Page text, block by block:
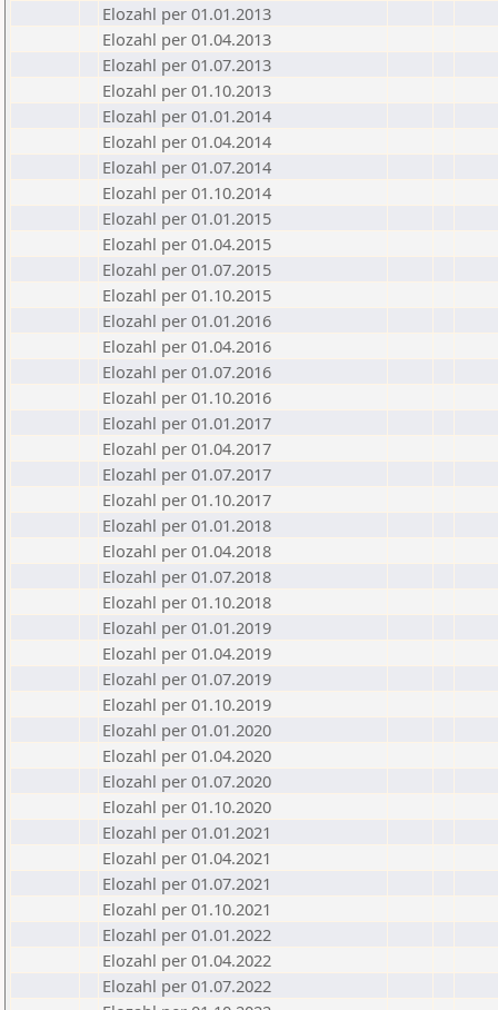
Elozahl per 01.01.2013
Elozahl per 01.04.2013
Elozahl per 01.07.2013
Elozahl per 01.10.2013
Elozahl per 01.01.2014
Elozahl per 01.04.2014
Elozahl per 01.07.2014
Elozahl per 01.10.2014
Elozahl per 01.01.2015
Elozahl per 01.04.2015
Elozahl per 01.07.2015
Elozahl per 01.10.2015
Elozahl per 01.01.2016
Elozahl per 01.04.2016
Elozahl per 01.07.2016
Elozahl per 01.10.2016
Elozahl per 01.01.2017
Elozahl per 01.04.2017
Elozahl per 01.07.2017
Elozahl per 01.10.2017
Elozahl per 01.01.2018
Elozahl per 01.04.2018
Elozahl per 01.07.2018
Elozahl per 01.10.2018
Elozahl per 01.01.2019
Elozahl per 01.04.2019
Elozahl per 01.07.2019
Elozahl per 01.10.2019
Elozahl per 01.01.2020
Elozahl per 01.04.2020
Elozahl per 01.07.2020
Elozahl per 01.10.2020
Elozahl per 01.01.2021
Elozahl per 01.04.2021
Elozahl per 01.07.2021
Elozahl per 01.10.2021
Elozahl per 01.01.2022
Elozahl per 01.04.2022
Elozahl per 01.07.2022